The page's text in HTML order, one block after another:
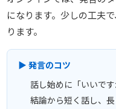
になります。少しの工夫
ります。
▶ 発言のコツ
話し始めに「いいで
結論から短く話し、